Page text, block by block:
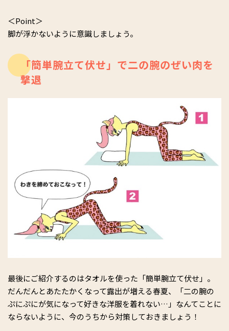
＜Point＞
脚が浮かないように意識しましょう。
「簡単腕立て伏せ」で二の腕のぜい肉を
撃退
最後にご紹介するのはタオルを使った「簡単腕立て伏せ」。
だんだんとあたたかくなって露出が増える春夏、「二の腕の
ぷにぷにが気になって好きな洋服を着れない…」なんてことに
ならないように、今のうちから対策しておきましょう！